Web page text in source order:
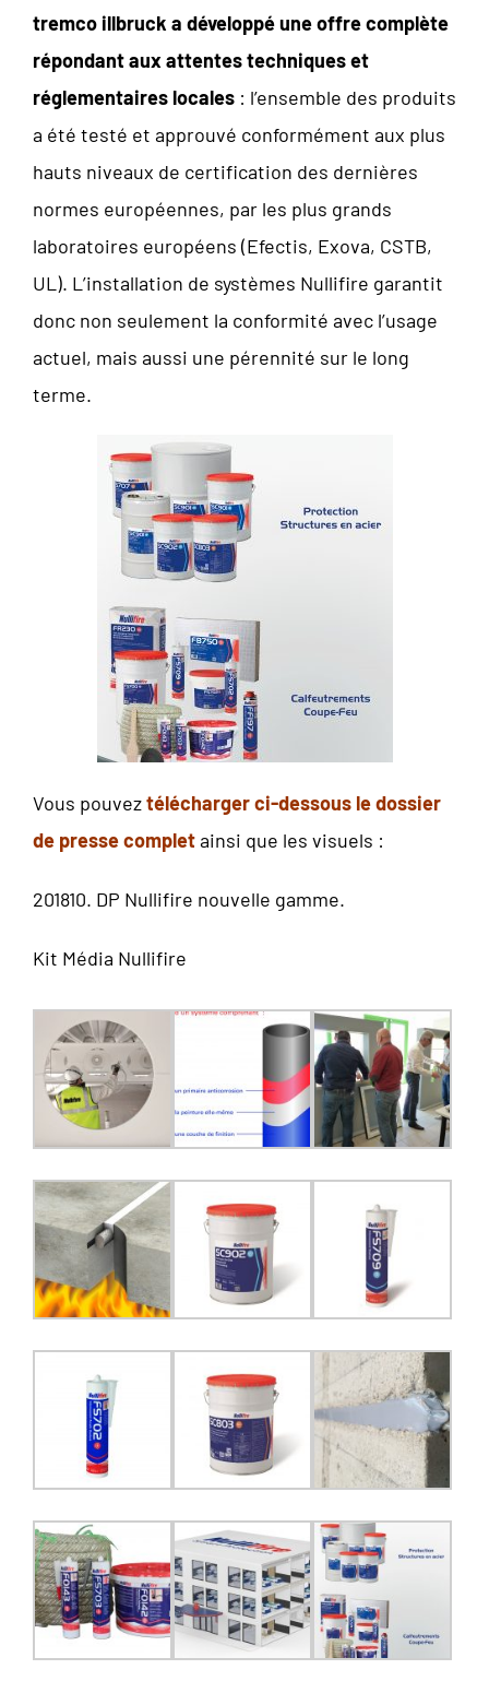
tremco illbruck a développé une offre complète
répondant aux attentes techniques et
réglementaires locales : l’ensemble des produits
a été testé et approuvé conformément aux plus
hauts niveaux de certification des dernières
normes européennes, par les plus grands
laboratoires européens (Efectis, Exova, CSTB,
UL). L’installation de systèmes Nullifire garantit
donc non seulement la conformité avec l’usage
actuel, mais aussi une pérennité sur le long
terme.
Vous pouveztélécharger ci-dessous le dossier
de presse completainsi que les visuels :
201810. DP Nullifire nouvelle gamme.
Kit Média Nullifire